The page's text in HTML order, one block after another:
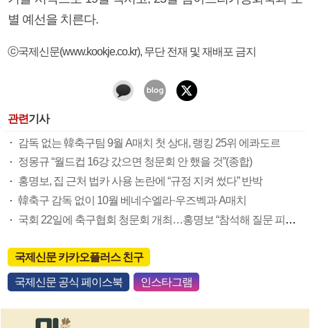
별 예선을 치른다.
ⓒ국제신문(www.kookje.co.kr), 무단 전재 및 재배포 금지
관련기사
감독 없는 韓축구팀 9월 A매치 첫 상대, 랭킹 25위 에콰도르
정몽규 “월드컵 16강 갔으면 청문회 안 했을 것”(종합)
홍명보, 집 근처 법카 사용 논란에 “규정 지켜 썼다” 반박
韓축구 감독 없이 10월 베네수엘라·우즈벡과 A매치
국회 22일에 축구협회 청문회 개최…홍명보 “참석해 질문 피하지 않겠다”(종합)
국제신문 카카오플러스 친구
국제신문 공식 페이스북 인스타그램